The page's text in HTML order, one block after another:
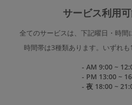
サービス利用
全てのサービスは、下記曜日・時間
時間帯は3種類あります。いずれも
- AM 9:00 ~
- PM 13:00 ~
- 夜 18:00 ~